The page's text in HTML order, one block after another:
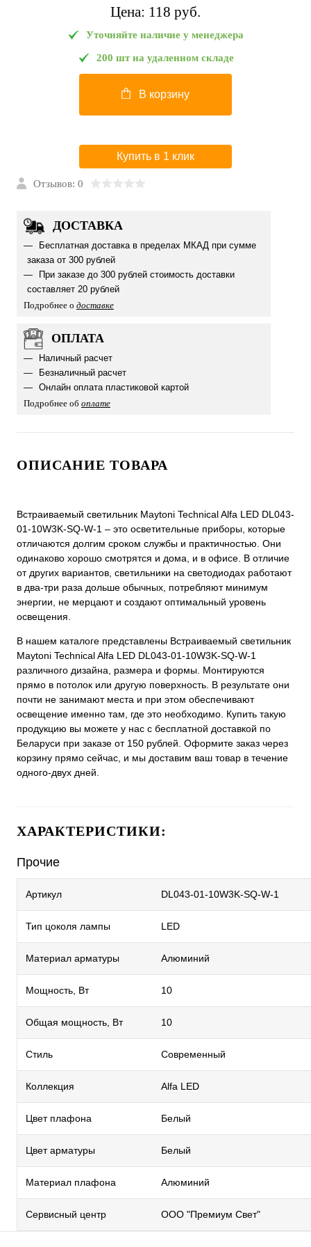
Цена: 118 pуб.
Уточняйте наличие у менеджера
200 шт на удаленном складе
В корзину
Купить в 1 клик
Отзывов: 0
ДОСТАВКА
Бесплатная доставка в пределах МКАД при сумме
заказа от 300 рублей
При заказе до 300 рублей стоимость доставки
составляет 20 рублей
Подробнее о доставке
ОПЛАТА
Наличный расчет
Безналичный расчет
Онлайн оплата пластиковой картой
Подробнее об оплате
ОПИСАНИЕ ТОВАРА
Встраиваемый светильник Maytoni Technical Alfa LED DL043-
01-10W3K-SQ-W-1 ‒ это осветительные приборы, которые
отличаются долгим сроком службы и практичностью. Они
одинаково хорошо смотрятся и дома, и в офисе. В отличие
от других вариантов, светильники на светодиодах работают
в два-три раза дольше обычных, потребляют минимум
энергии, не мерцают и создают оптимальный уровень
освещения.
В нашем каталоге представлены Встраиваемый светильник
Maytoni Technical Alfa LED DL043-01-10W3K-SQ-W-1
различного дизайна, размера и формы. Монтируются
прямо в потолок или другую поверхность. В результате они
почти не занимают места и при этом обеспечивают
освещение именно там, где это необходимо. Купить такую
продукцию вы можете у нас с бесплатной доставкой по
Беларуси при заказе от 150 рублей. Оформите заказ через
корзину прямо сейчас, и мы доставим ваш товар в течение
одного-двух дней.
ХАРАКТЕРИСТИКИ:
Прочие
Артикул DL043-01-10W3K-SQ-W-1
Тип цоколя лампы LED
Материал арматуры Алюминий
Мощность, Вт 10
Общая мощность, Вт 10
Стиль Современный
Коллекция Alfa LED
Цвет плафона Белый
Цвет арматуры Белый
Материал плафона Алюминий
Сервисный центр ООО "Премиум Свет"